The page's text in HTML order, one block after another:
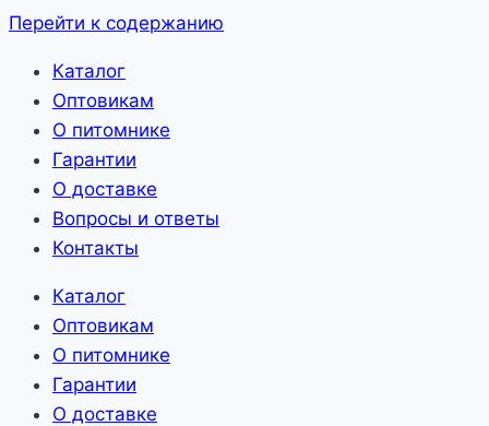
Перейти к содержанию
Каталог
Оптовикам
О питомнике
Гарантии
О доставке
Вопросы и ответы
Контакты
Каталог
Оптовикам
О питомнике
Гарантии
О доставке